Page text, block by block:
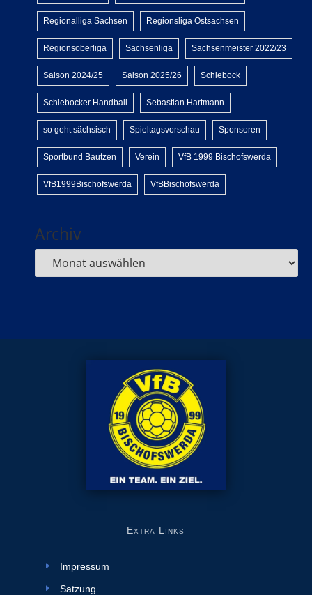
Regionalliga Sachsen Regionsliga Ostsachsen
Regionsoberliga Sachsenliga Sachsenmeister 2022/23
Saison 2024/25 Saison 2025/26 Schiebock
Schiebocker Handball Sebastian Hartmann
so geht sächsisch Spieltagsvorschau Sponsoren
Sportbund Bautzen Verein VfB 1999 Bischofswerda
VfB1999Bischofswerda VfBBischofswerda
Archiv
Extra Links
Impressum
Satzung